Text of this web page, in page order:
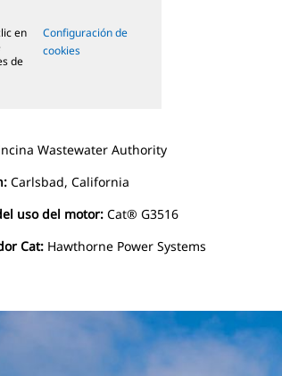
en
de
Configuración de
cookies
Wastewater Authority
Carlsbad, California
uso del motor: Cat® G3516
Cat: Hawthorne Power Systems